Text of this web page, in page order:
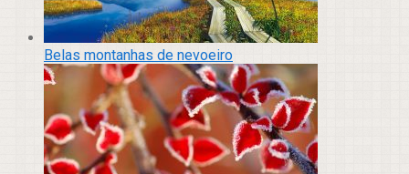
Belas montanhas de nevoeiro